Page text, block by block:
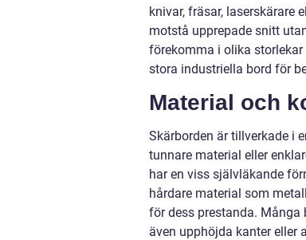
knivar, fräsar, laserskärare
motstå upprepade snitt
förekomma i olika
stora industriella bord för
Material och
Skärborden är tillverkade i
tunnare material eller
har en viss självläkande
hårdare material som
för dess prestanda. Många
även upphöjda kanter eller